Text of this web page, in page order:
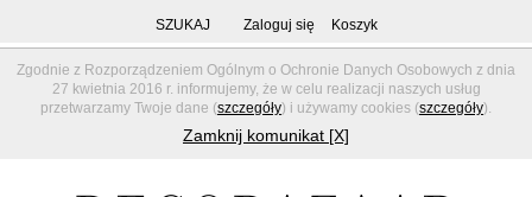
Zgodnie z Rozporządzeniem Ogólnym o Ochronie Danych Osobowych z dnia
27 kwietnia 2016 r. informujemy, że w celu realizacji naszych usług
przetwarzamy Twoje dane (szczegóły) i używamy cookies (szczegóły).
Zamknij komunikat [X]
SZUKAJ Zaloguj się Koszyk